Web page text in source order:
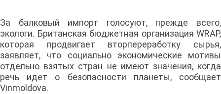
За балковый импорт голосуют, прежде всего,
экологи. Британская бюджетная организация WRAP,
которая продвигает вторпереработку сырья,
заявляет, что социально экономические мотивы
отдельно взятых стран не имеют значения, когда
речь идет о безопасности планеты, сообщает
Vinmoldova.